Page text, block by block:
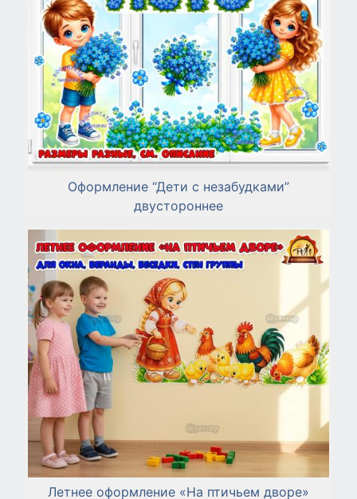
Оформление “Дети с незабудками”
двустороннее
Летнее оформление «На птичьем дворе»